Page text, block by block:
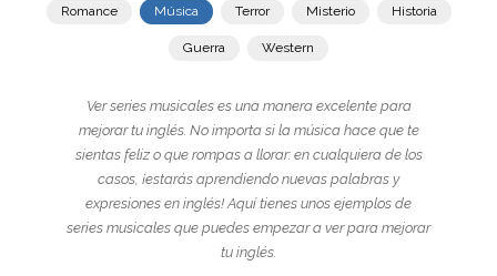
Romance Música Terror Misterio Historia
Guerra Western
Ver series musicales es una manera excelente para
mejorar tu inglés. No importa si la música hace que te
sientas feliz o que rompas a llorar: en cualquiera de los
casos, ¡estarás aprendiendo nuevas palabras y
expresiones en inglés! Aquí tienes unos ejemplos de
series musicales que puedes empezar a ver para mejorar
tu inglés.